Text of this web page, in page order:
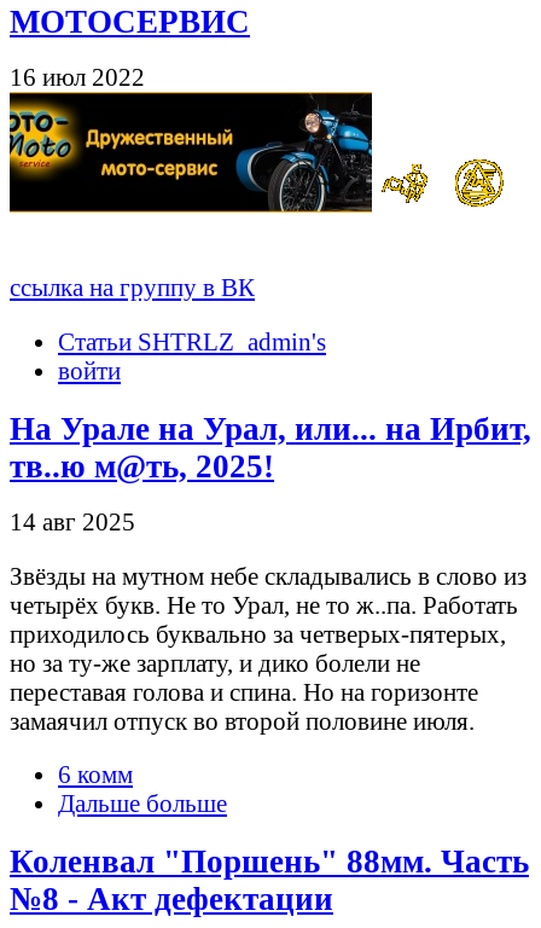
МОТОСЕРВИС
16 июл 2022
ссылка на группу в ВК
Статьи SHTRLZ_admin's
войти
На Урале на Урал, или... на Ирбит,
тв..ю м@ть, 2025!
14 авг 2025
Звёзды на мутном небе складывались в слово из
четырёх букв. Не то Урал, не то ж..па. Работать
приходилось буквально за четверых-пятерых,
но за ту-же зарплату, и дико болели не
переставая голова и спина. Но на горизонте
замаячил отпуск во второй половине июля.
6 комм
Дальше больше
Коленвал "Поршень" 88мм. Часть
№8 - Акт дефектации